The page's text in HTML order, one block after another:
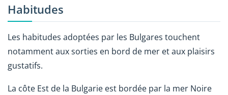
Habitudes
Les habitudes adoptées par les Bulgares touchent
notamment aux sorties en bord de mer et aux plaisirs
gustatifs.
La côte Est de la Bulgarie est bordée par la mer Noire